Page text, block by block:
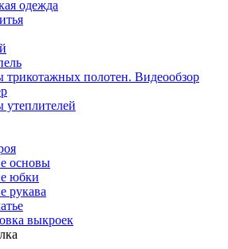
одежда
трикотажных полотен. Видеообзор
основы
юбки
рукава
выкроек